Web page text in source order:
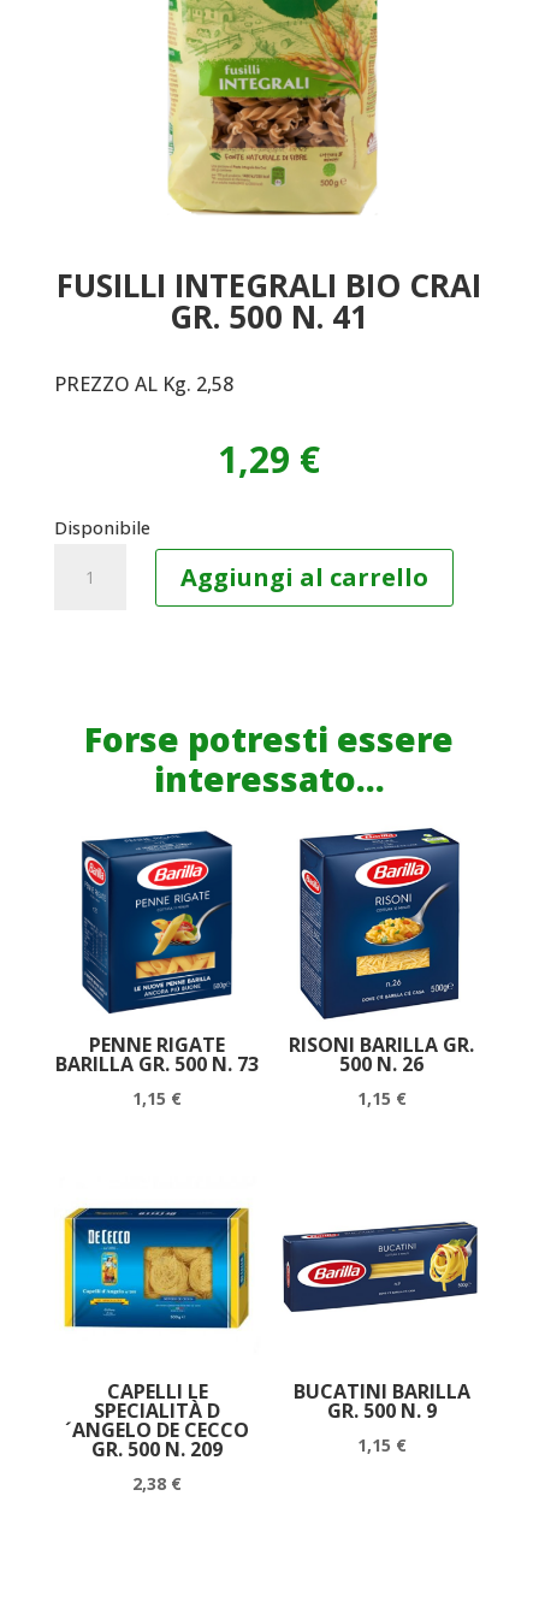
FUSILLI INTEGRALI BIO CRAI
GR. 500 N. 41
PREZZO AL Kg. 2,58
1,29 €
Disponibile
INTEGRALI
Aggiungi al carrello
Forse potresti essere
interessato...
PENNE RIGATE
BARILLA GR. 500 N. 73
1,15 €
RISONI BARILLA GR.
500 N. 26
1,15 €
CAPELLI LE
SPECIALITÀ D
´ANGELO DE CECCO
GR. 500 N. 209
2,38 €
BUCATINI BARILLA
GR. 500 N. 9
1,15 €